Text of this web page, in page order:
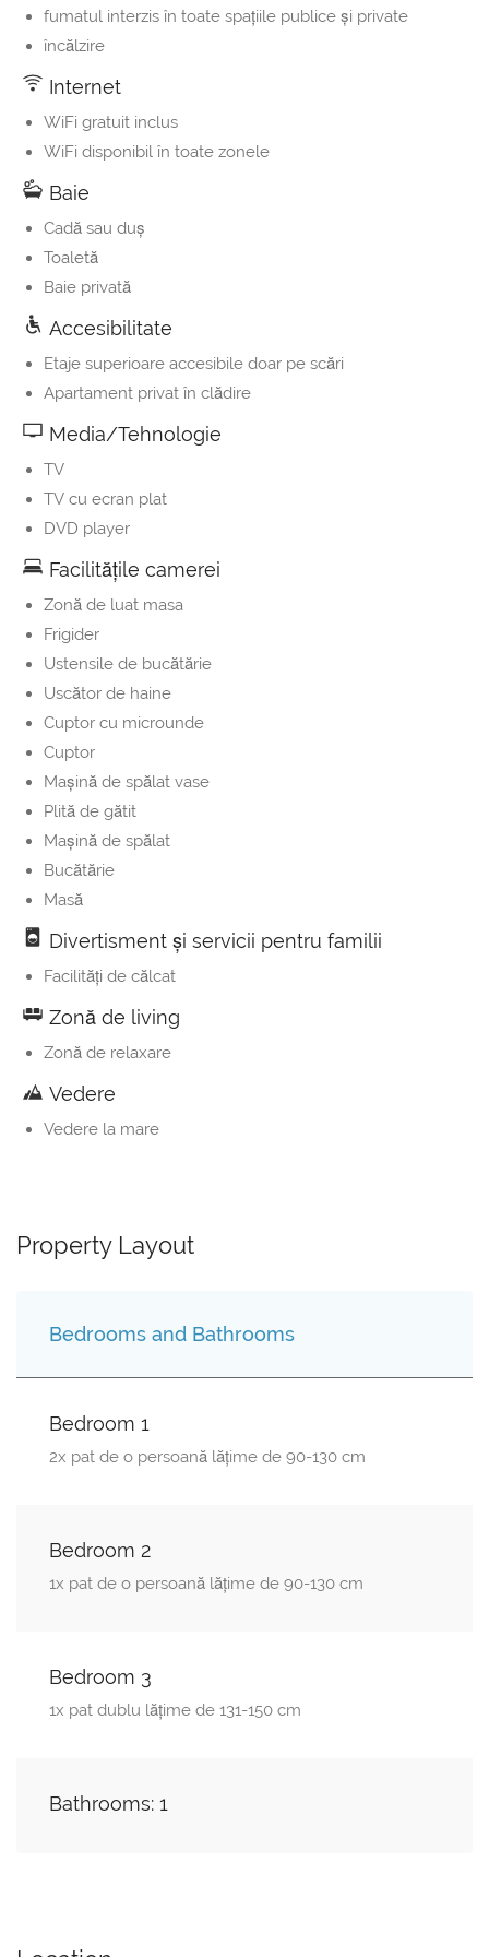
fumatul interzis în toate spaţiile publice şi private
încălzire
Internet
WiFi gratuit inclus
WiFi disponibil în toate zonele
Baie
Cadă sau duş
Toaletă
Baie privată
Accesibilitate
Etaje superioare accesibile doar pe scări
Apartament privat în clădire
Media/Tehnologie
TV
TV cu ecran plat
DVD player
Facilităţile camerei
Zonă de luat masa
Frigider
Ustensile de bucătărie
Uscător de haine
Cuptor cu microunde
Cuptor
Maşină de spălat vase
Plită de gătit
Maşină de spălat
Bucătărie
Masă
Divertisment și servicii pentru familii
Facilităţi de călcat
Zonă de living
Zonă de relaxare
Vedere
Vedere la mare
Property Layout
Bedrooms and Bathrooms
Bedroom 1
2x pat de o persoană lăţime de 90-130 cm
Bedroom 2
1x pat de o persoană lăţime de 90-130 cm
Bedroom 3
1x pat dublu lăţime de 131-150 cm
Bathrooms: 1